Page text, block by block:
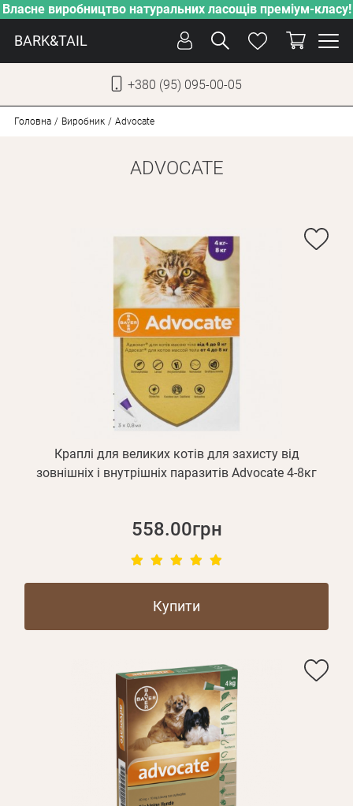
Власне виробництво натуральних ласощів преміум-класу!
BARK&TAIL
+380 (95) 095-00-05
СОБАКИ
ВЛАСНЕ ВИРОБНИЦТВО
НОВИНКИ
АКЦІЇ
БЛОГ
Оплата і доставка
Програма лояльності
Про Нас
Контакти
Головна Виробник Advocate
ADVOCATE
Краплі для великих котів для захисту від
зовнішніх і внутрішніх паразитів Advocate 4-8кг
558.00грн
Купити